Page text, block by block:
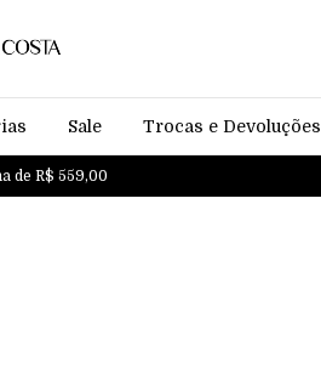
Sale Trocas e Devoluções
de R$ 559,00